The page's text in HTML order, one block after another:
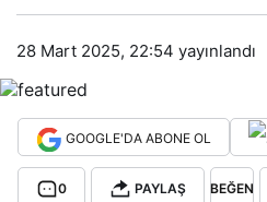
28 Mart 2025, 22:54 yayınlandı
GOOGLE'DA ABONE OL
0 PAYLAŞ BEĞEN
m
deft Varsayılana